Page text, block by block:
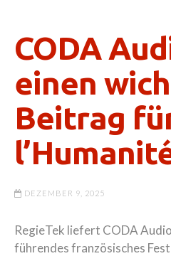
CODA
einen
Beitrag
DEZEMBER 9, 2025
RegieTek liefert CODA
führendes französisches